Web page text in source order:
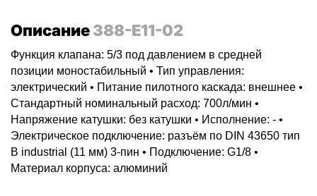
Описание388-E11-02
Функция клапана: 5/3 под давлением в средней
позиции моностабильный • Тип управления:
электрический • Питание пилотного каскада: внешнее •
Стандартный номинальный расход: 700л/мин •
Напряжение катушки: без катушки • Исполнение: - •
Электрическое подключение: разъём по DIN 43650 тип
B industrial (11 мм) 3-пин • Подключение: G1/8 •
Материал корпуса: алюминий